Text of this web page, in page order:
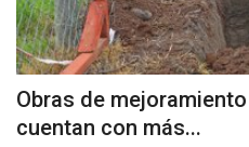
Deporte
Política
Espectáculos
Obras de
cuentan con más...